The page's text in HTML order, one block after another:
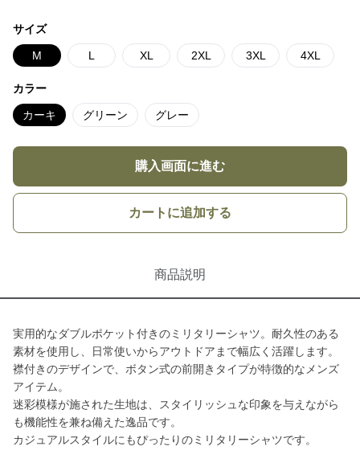
サイズ
M L XL 2XL 3XL 4XL
カラー
カーキ グリーン グレー
購入画面に進む
カートに追加する
商品説明
実用的なダブルポケット付きのミリタリーシャツ。耐久性のある
素材を使用し、日常使いからアウトドアまで幅広く活躍します。
襟付きのデザインで、ボタン式の前開きタイプが特徴的なメンズ
アイテム。
迷彩模様が施された生地は、スタイリッシュな印象を与えながら
も機能性を兼ね備えた逸品です。
カジュアルスタイルにもぴったりのミリタリーシャツです。